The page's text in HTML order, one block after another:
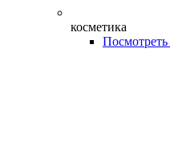
косметика